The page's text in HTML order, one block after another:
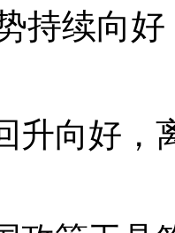
持续向
升向好，